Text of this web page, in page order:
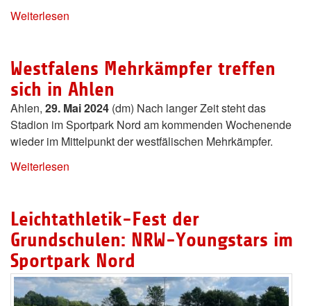
Weiterlesen
Westfalens Mehrkämpfer treffen
sich in Ahlen
Ahlen, 29. Mai 2024 (dm) Nach langer Zeit steht das
Stadion im Sportpark Nord am kommenden Wochenende
wieder im Mittelpunkt der westfälischen Mehrkämpfer.
Weiterlesen
Leichtathletik-Fest der
Grundschulen: NRW-Youngstars im
Sportpark Nord